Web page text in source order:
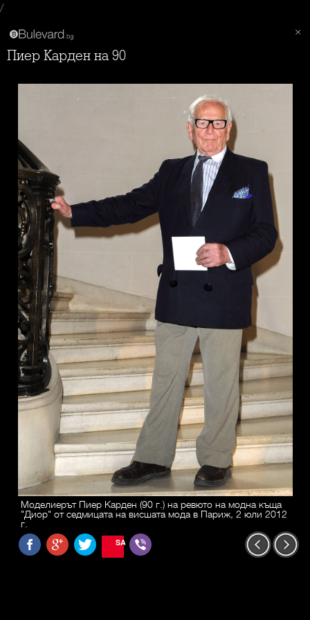
/
Пиер Карден на 90
Моделиерът Пиер Карден (90 г.) на ревюто на модна къща
"Диор" от седмицата на висшата мода в Париж, 2 юли 2012
г.
SAVE